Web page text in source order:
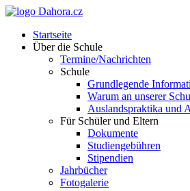
Startseite
Über die Schule
Termine/Nachrichten
Schule
Grundlegende
Warum an unserer
Auslandspraktika und
Für Schüler und Eltern
Dokumente
Studiengebühren
Stipendien
Jahrbücher
Fotogalerie